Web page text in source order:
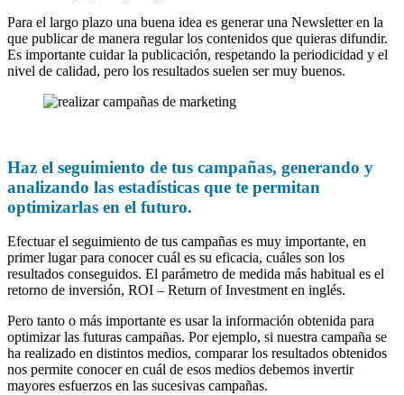
Para el largo plazo una buena idea es generar una Newsletter en la
que publicar de manera regular los contenidos que quieras difundir.
Es importante cuidar la publicación, respetando la periodicidad y el
nivel de calidad, pero los resultados suelen ser muy buenos.
Haz el seguimiento de tus campañas, generando y
analizando las estadísticas que te permitan
optimizarlas en el futuro.
Efectuar el seguimiento de tus campañas es muy importante, en
primer lugar para conocer cuál es su eficacia, cuáles son los
resultados conseguidos. El parámetro de medida más habitual es el
retorno de inversión, ROI – Return of Investment en inglés.
Pero tanto o más importante es usar la información obtenida para
optimizar las futuras campañas. Por ejemplo, si nuestra campaña se
ha realizado en distintos medios, comparar los resultados obtenidos
nos permite conocer en cuál de esos medios debemos invertir
mayores esfuerzos en las sucesivas campañas.